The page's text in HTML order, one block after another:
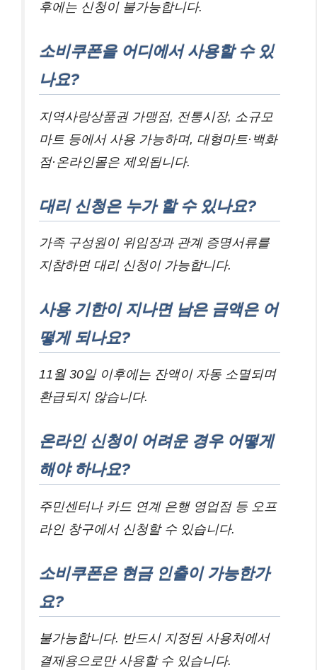
후에는 신청이 불가능합니다.
소비쿠폰을 어디에서 사용할 수 있
나요?
지역사랑상품권 가맹점, 전통시장, 소규모
마트 등에서 사용 가능하며, 대형마트·백화
점·온라인몰은 제외됩니다.
대리 신청은 누가 할 수 있나요?
가족 구성원이 위임장과 관계 증명서류를
지참하면 대리 신청이 가능합니다.
사용 기한이 지나면 남은 금액은 어
떻게 되나요?
11월 30일 이후에는 잔액이 자동 소멸되며
환급되지 않습니다.
온라인 신청이 어려운 경우 어떻게
해야 하나요?
주민센터나 카드 연계 은행 영업점 등 오프
라인 창구에서 신청할 수 있습니다.
소비쿠폰은 현금 인출이 가능한가
요?
불가능합니다. 반드시 지정된 사용처에서
결제용으로만 사용할 수 있습니다.